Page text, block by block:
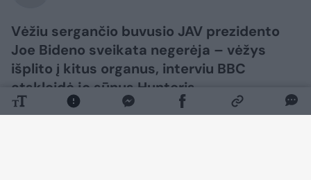
Vėžiu sergančio buvusio JAV prezidento
Joe Bideno sveikata negerėja – vėžys
išplito į kitus organus, interviu BBC
atskleidė jo sūnus Hunteris.